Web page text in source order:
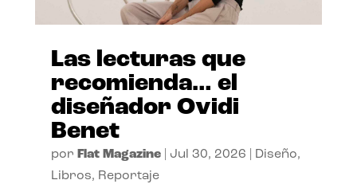
Las lecturas que
recomienda… el
diseñador Ovidi
Benet
por Flat Magazine| Jul 30, 2026 Diseño,
Libros, Reportaje